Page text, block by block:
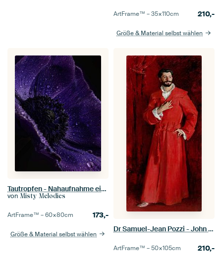
ArtFrame™ –35×110cm 210,-
Größe & Material selbst wählen
Tautropfen - Nahaufnahme einer violetten Annemone-Blüte
von Misty Melodies
ArtFrame™ –60×80cm 173,-
Größe & Material selbst wählen
Dr Samuel-Jean Pozzi - John Singer Sargent
ArtFrame™ –50×105cm 210,-